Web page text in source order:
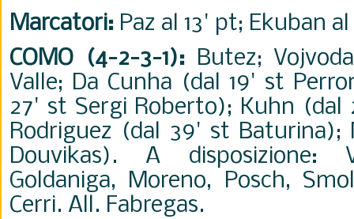
Marcatori: Paz al 13' pt; Ekuban
COMO (4-2-3-1):Butez;
Valle; Da Cunha (dal 19' st
27' st Sergi Roberto); Kuhn (dal
Rodriguez (dal 39' st Baturina);
Douvikas). A disposizione:
Goldaniga, Moreno, Posch,
Cerri. All. Fabregas.